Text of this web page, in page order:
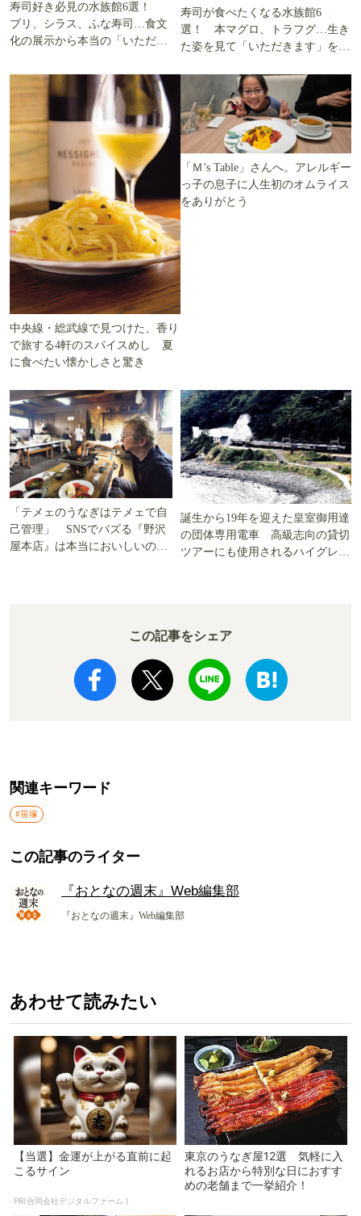
寿司好き必見の水族館6選！
ブリ、シラス、ふな寿司…食文
化の展示から本当の「いただき
寿司が食べたくなる水族館6
選！ 本マグロ、トラフグ…生き
た姿を見て「いただきます」を考
中央線・総武線で見つけた、香り
で旅する4軒のスパイスめし 夏
に食べたい懐かしさと驚き
「Ｍ’s Table」さんへ。アレルギー
っ子の息子に人生初のオムライス
をありがとう
「テメェのうなぎはテメェで自
己管理」 SNSでバズる『野沢
屋本店』は本当においしいの
誕生から19年を迎えた皇室御用達
の団体専用電車 高級志向の貸切
ツアーにも使用されるハイグレー
この記事をシェア
関連キーワード
#笹塚
この記事のライター
『おとなの週末』Web編集部
『おとなの週末』Web編集部
あわせて読みたい
【当選】金運が上がる直前に起
こるサイン
PR(合同会社デジタルファーム )
東京のうなぎ屋12選 気軽に入
れるお店から特別な日におすす
めの老舗まで一挙紹介！